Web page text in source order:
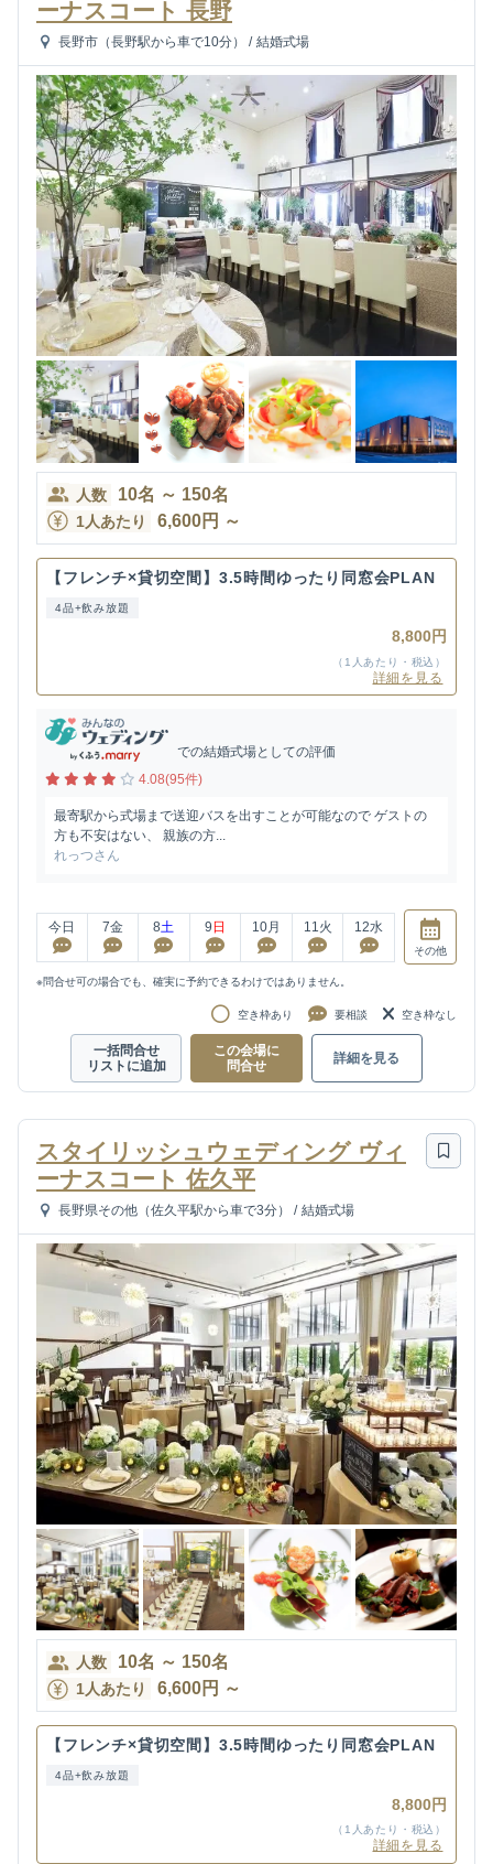
ーナスコート 長野
長野市（長野駅から車で10分） / 結婚式場
人数 10名 ～ 150名
1人あたり 6,600円 ～
【フレンチ×貸切空間】3.5時間ゆったり同窓会PLAN
4品+飲み放題
8,800円
（1人あたり・税込）
詳細を見る
での結婚式場としての評価
4.08(95件)
最寄駅から式場まで送迎バスを出すことが可能なので ゲストの
方も不安はない、 親族の方...
れっつさん
今日 7金 8土 9 日 10月 11 火 12水
その他
※問合せ可の場合でも、確実に予約できるわけではありません。
空き枠あり 要相談 空き枠なし
一括問合せ
リストに追加
この会場に
問合せ
詳細を見る
スタイリッシュウェディング ヴィ
ーナスコート 佐久平
長野県その他（佐久平駅から車で3分） / 結婚式場
人数 10名 ～ 150名
1人あたり 6,600円 ～
【フレンチ×貸切空間】3.5時間ゆったり同窓会PLAN
4品+飲み放題
8,800円
（1人あたり・税込）
詳細を見る